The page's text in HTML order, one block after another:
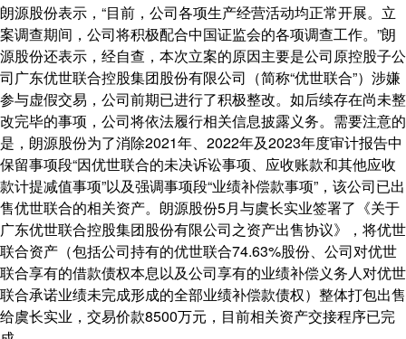
朗源股份表示，“目前，公司各项生产经营活动均正常开展。立
案调查期间，公司将积极配合中国证监会的各项调查工作。”朗
源股份还表示，经自查，本次立案的原因主要是公司原控股子公
司广东优世联合控股集团股份有限公司（简称“优世联合”）涉嫌
参与虚假交易，公司前期已进行了积极整改。如后续存在尚未整
改完毕的事项，公司将依法履行相关信息披露义务。需要注意的
是，朗源股份为了消除2021年、2022年及2023年度审计报告中
保留事项段“因优世联合的未决诉讼事项、应收账款和其他应收
款计提减值事项”以及强调事项段“业绩补偿款事项”，该公司已出
售优世联合的相关资产。朗源股份5月与虞长实业签署了《关于
广东优世联合控股集团股份有限公司之资产出售协议》，将优世
联合资产（包括公司持有的优世联合74.63%股份、公司对优世
联合享有的借款债权本息以及公司享有的业绩补偿义务人对优世
联合承诺业绩未完成形成的全部业绩补偿款债权）整体打包出售
给虞长实业，交易价款8500万元，目前相关资产交接程序已完